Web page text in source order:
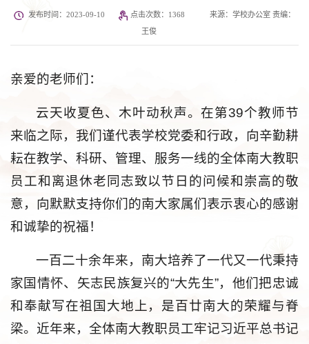
发布时间：2023-09-10 点击次数： 1368
来源：学校办公室 责编：
王俊
亲爱的老师们：
云天收夏色、木叶动秋声。在第39个教师节
来临之际，我们谨代表学校党委和行政，向辛勤耕
耘在教学、科研、管理、服务一线的全体南大教职
员工和离退休老同志致以节日的问候和崇高的敬
意，向默默支持你们的南大家属们表示衷心的感谢
和诚挚的祝福！
一百二十余年来，南大培养了一代又一代秉持
家国情怀、矢志民族复兴的“大先生”，他们把忠诚
和奉献写在祖国大地上，是百廿南大的荣耀与脊
梁。近年来，全体南大教职员工牢记习近平总书记